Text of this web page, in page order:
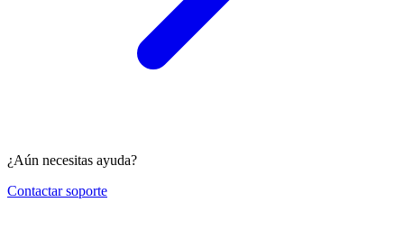
¿Aún necesitas ayuda?
Contactar soporte